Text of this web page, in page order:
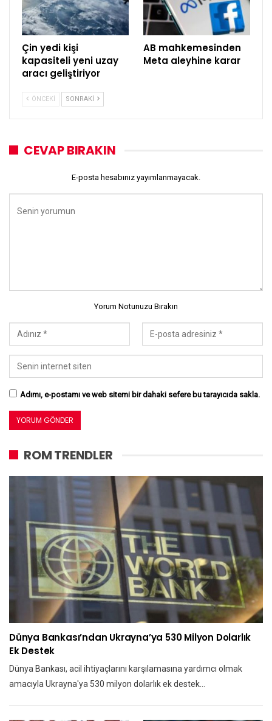
Çin yedi kişi
kapasiteli yeni uzay
aracı geliştiriyor
AB mahkemesinden
Meta aleyhine karar
ÖNCEKI SONRAKI
CEVAP BIRAKIN
E-posta hesabınız yayımlanmayacak.
Yorum Notunuzu Bırakın
Adımı, e-postamı ve web sitemi bir dahaki sefere bu tarayıcıda sakla.
ROM TRENDLER
Dünya Bankası’ndan Ukrayna’ya 530 Milyon Dolarlık
Ek Destek
Dünya Bankası, acil ihtiyaçlarını karşılamasına yardımcı olmak
amacıyla Ukrayna'ya 530 milyon dolarlık ek destek…